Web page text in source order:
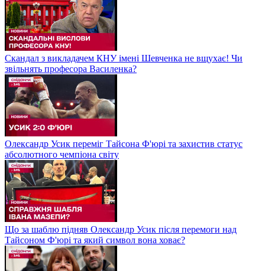
Скандал з викладачем КНУ імені Шевченка не вщухає! Чи
звільнять професора Василенка?
Олександр Усик переміг Тайсона Ф'юрі та захистив статус
абсолютного чемпіона світу
Що за шаблю підняв Олександр Усик після перемоги над
Тайсоном Ф'юрі та який символ вона ховає?